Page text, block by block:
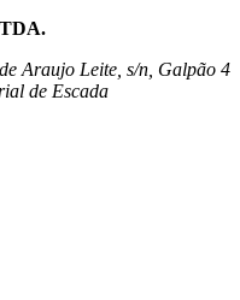
Araujo Leite, s/n, Galpão 4
de Escada